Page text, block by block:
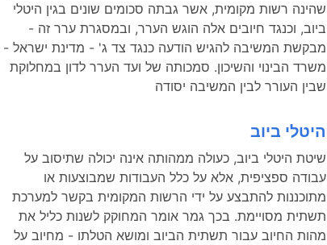
שהינה רשות מקומית, אשר גבתה סכומים שונים בגין היטלי
ביוב, וכנגד חיובים אלה הוגש הערר, ובמסגרת ערר זה -
מבקשת המשיבה להגיש הודעה כנגד צד ג' - מדינת ישראל -
משרד הבינוי והשיכון. סמכותה של ועד הערר לדון במחלוקת
שבין העורר לבין המשיבה יסודה
היטלי ביוב
שיטת היטלי ביוב, כעולה ממהותה אינה יכולה שתיסוב על
עבודה ספציפית, אלא על כלל העבודות שמבוצעות או
מתוכננות להתבצע על ידי הרשות המקומית בקשר למערכת
תשתית מסויימת. בכך גמר אומר המחוקק לשנות כליל את
מהות החיוב עבור תשתית הביוב ומושא הטלתו - מחיוב על